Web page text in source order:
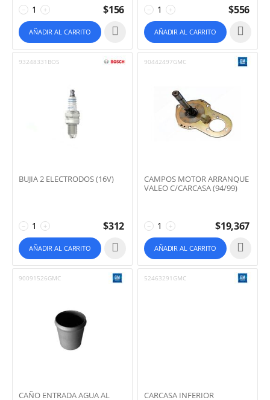
+
− $156
AÑADIR AL CARRITO
+
− $556
AÑADIR AL CARRITO
93248331BOS
BUJIA 2 ELECTRODOS (16V)
+
− $312
AÑADIR AL CARRITO
90442497GMC
CAMPOS MOTOR ARRANQUE
VALEO C/CARCASA (94/99)
+
− $19,367
AÑADIR AL CARRITO
90091526GMC
CAÑO ENTRADA AGUA AL
52463291GMC
CARCASA INFERIOR